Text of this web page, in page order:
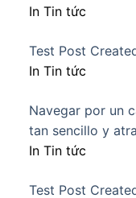
In Tin tức
Test Post
In Tin tức
Navegar por un
tan sencillo y
In Tin tức
Test Post